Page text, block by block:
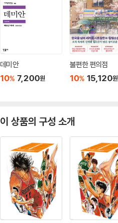
데미안
10% 7,200원
불편한 편의점
10% 15,120원
이 상품의 구성 소개